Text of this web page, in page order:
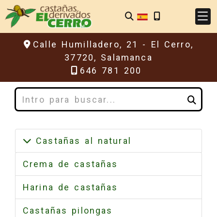
Calle Humilladero, 21 - El Cerro,
37720, Salamanca
646 781 200
Buscar
Castañas al natural
Crema de castañas
Harina de castañas
Castañas pilongas